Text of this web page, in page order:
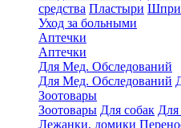
средства Пластыри
Уход за больными
Аптечки
Аптечки
Для Мед. Обследований
Для Мед. Обследований
Зоотовары
Зоотовары Для собак
Лежанки, домики